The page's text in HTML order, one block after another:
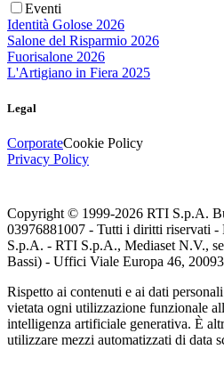
Eventi
Identità Golose 2026
Salone del Risparmio 2026
Fuorisalone 2026
L'Artigiano in Fiera 2025
Legal
CorporateCookie Policy
Privacy Policy
Copyright © 1999-2026 RTI S.p.A.
03976881007 - Tutti i diritti riservati -
S.p.A. - RTI S.p.A., Mediaset N.V.,
Bassi) - Uffici Viale Europa 46,
Rispetto ai contenuti e ai dati
vietata ogni utilizzazione funzionale
intelligenza artificiale generativa. È
utilizzare mezzi automatizzati di data